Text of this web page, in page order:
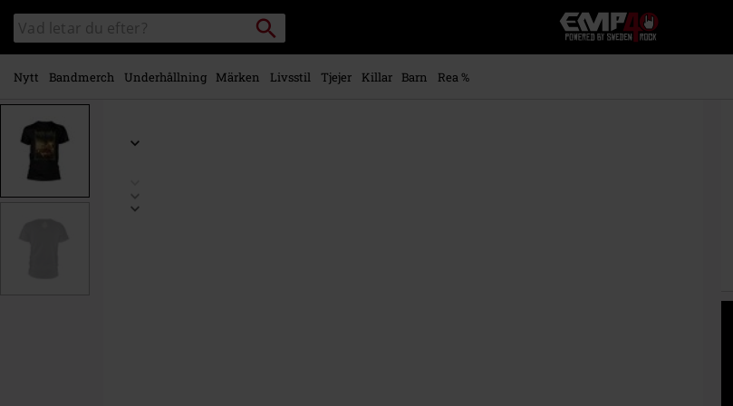
Gå till
huvudinnehåll
Sök
i
katalogen
Sök
EMP
-
Musik,
Nytt Bandmerch Underhållning Märken Livsstil Tjejer Killar Barn
Rea %
www.emp-
p/pro-
583918.html